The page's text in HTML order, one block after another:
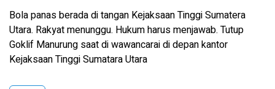
Bola panas berada di tangan Kejaksaan Tinggi Sumatera
Utara. Rakyat menunggu. Hukum harus menjawab. Tutup
Goklif Manurung saat di wawancarai di depan kantor
Kejaksaan Tinggi Sumatara Utara